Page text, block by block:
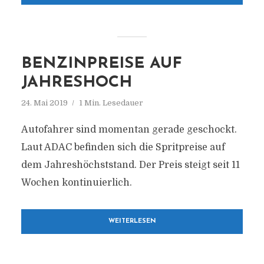
BENZINPREISE AUF
JAHRESHOCH
24. Mai 2019 1 Min. Lesedauer
Autofahrer sind momentan gerade geschockt.
Laut ADAC befinden sich die Spritpreise auf
dem Jahreshöchststand. Der Preis steigt seit 11
Wochen kontinuierlich.
WEITERLESEN